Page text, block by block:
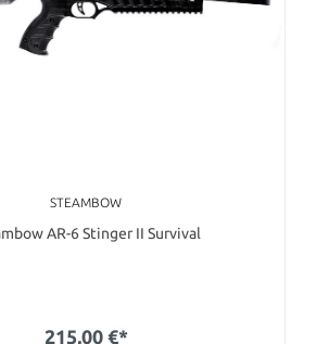
STEAMBOW
AR-6 Stinger II Survival
215,00 €*